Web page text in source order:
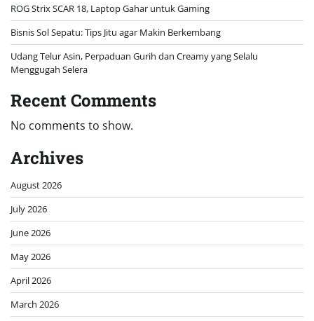
ROG Strix SCAR 18, Laptop Gahar untuk Gaming
Bisnis Sol Sepatu: Tips Jitu agar Makin Berkembang
Udang Telur Asin, Perpaduan Gurih dan Creamy yang Selalu
Menggugah Selera
Recent Comments
No comments to show.
Archives
August 2026
July 2026
June 2026
May 2026
April 2026
March 2026